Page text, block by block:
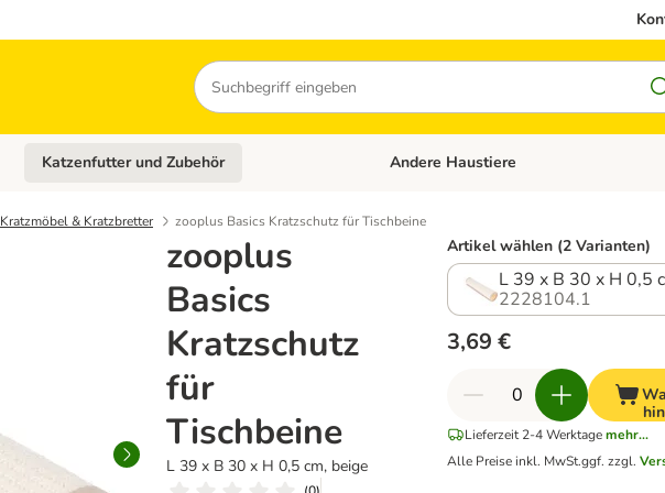
Suchen
Kategorie-Menü öffnen: Hundefutter und Zubehör
Katzenfutter und Zubehör Kategorie-Menü öffnen: Katzenfutter und
Andere Haustiere
Kratzmöbel & Kratzbretter zooplus Basics Kratzschutz für Tischbeine
zooplus
Basics
Kratzschutz
für
Tischbeine
L 39 x B 30 x H 0,5 cm, beige
Artikel wählen (2 Varianten)
L 39 x B 30 x H 0,5
2228104.1
3,69 €
Lieferzeit 2-4 Werktage mehr...
Alle Preise inkl. MwSt.ggf. zzgl.